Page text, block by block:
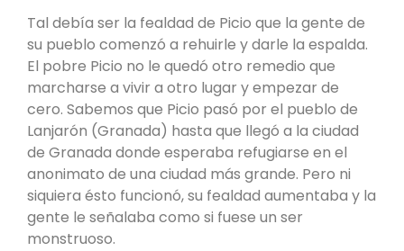
Tal debía ser la fealdad de Picio que la gente de
su pueblo comenzó a rehuirle y darle la espalda.
El pobre Picio no le quedó otro remedio que
marcharse a vivir a otro lugar y empezar de
cero. Sabemos que Picio pasó por el pueblo de
Lanjarón (Granada) hasta que llegó a la ciudad
de Granada donde esperaba refugiarse en el
anonimato de una ciudad más grande. Pero ni
siquiera ésto funcionó, su fealdad aumentaba y la
gente le señalaba como si fuese un ser
monstruoso.